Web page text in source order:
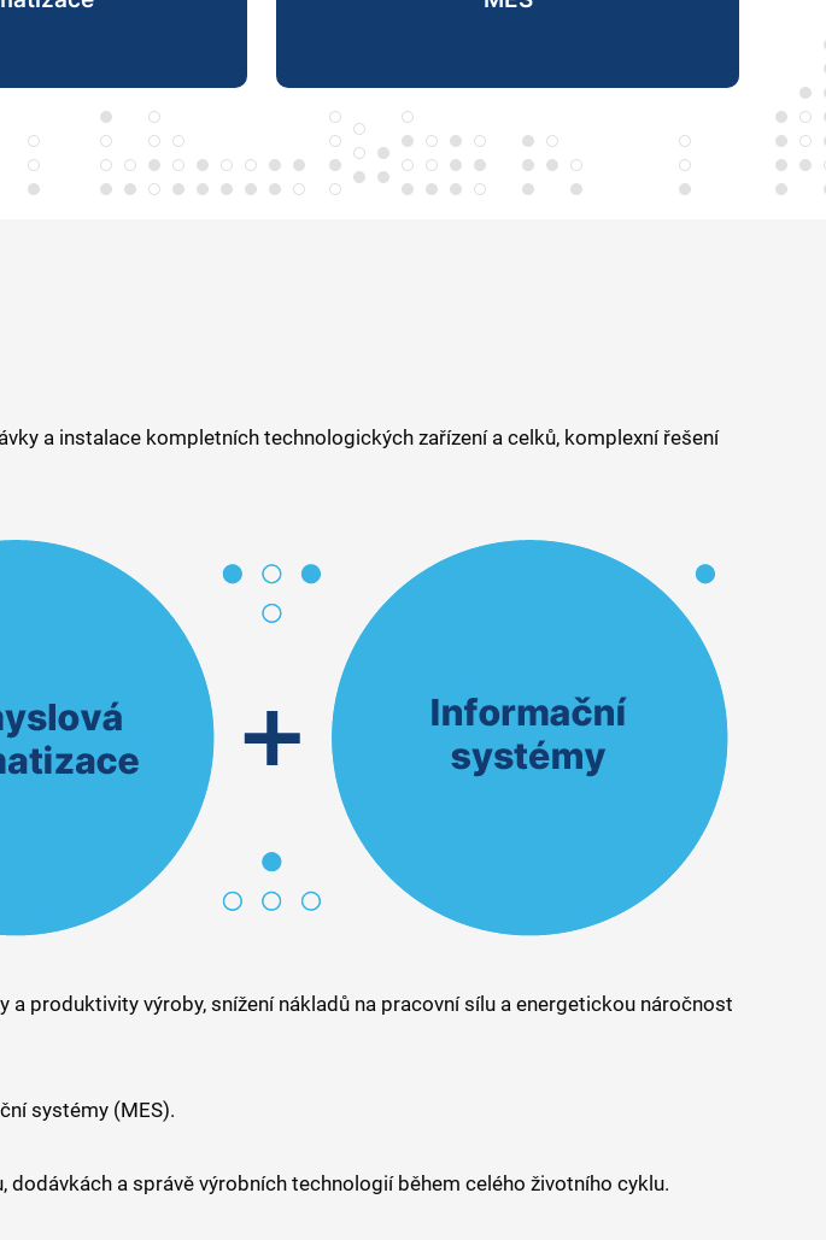
a instalace kompletních technologických zařízení a celků, komplexní řešení
produktivity výroby, snížení nákladů na pracovní sílu a energetickou náročnost
systémy (MES).
a správě výrobních technologií během celého životního cyklu.